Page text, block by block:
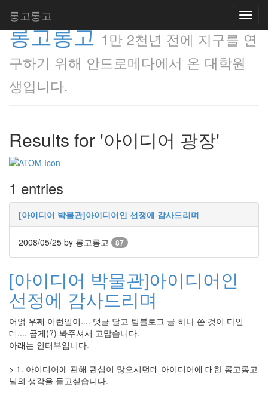
롱고롱고
롱고롱고 1만 2천년 전에 지구를 연
구하기 위해 안드로메다에서 온 대학원
생입니다.
Results for '아이디어 광장'
1 entries
[아이디어 박물관]아이디어인 선정에 감사드리며
2008/05/25 by 롱고롱고 87
[아이디어 박물관]아이디어인
선정에 감사드리며
어얽 우째 이런일이.... 댓글 달고 팀블로그 글 하나 쓴 것이 다인
데.... 곱게(?) 봐주셔서 고맙습니다.
아래는 인터뷰입니다.
> 1. 아이디어에 관해 관심이 많으시던데 아이디어에 대한 롱고롱고
님의 생각을 듣고싶습니다.